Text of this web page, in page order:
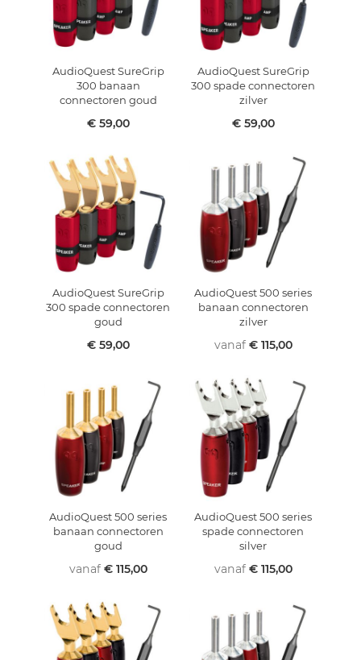
AudioQuest SureGrip
300 banaan
connectoren goud
€ 59,00
AudioQuest SureGrip
300 spade connectoren
zilver
€ 59,00
AudioQuest SureGrip
300 spade connectoren
goud
€ 59,00
AudioQuest 500 series
banaan connectoren
zilver
vanaf € 115,00
AudioQuest 500 series
banaan connectoren
goud
vanaf € 115,00
AudioQuest 500 series
spade connectoren
silver
vanaf € 115,00